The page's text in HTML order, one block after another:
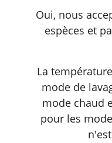
Oui, nous
espèces et
La
mode de
mode chaud
pour les